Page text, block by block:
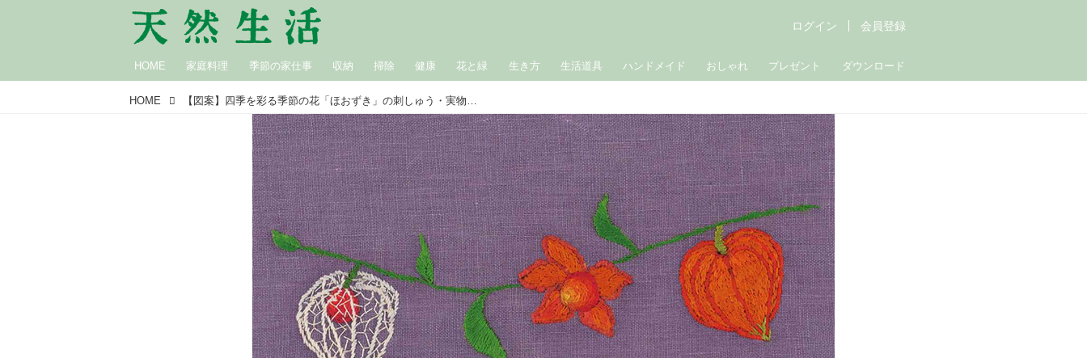
HOME 家庭料理 季節の家仕事 収納 掃除 健康 花と緑 生き方 生活道具 ハンドメイド おしゃれ プレゼント ダウンロード
ログイン 会員登録
HOME 【図案】四季を彩る季節の花「ほおずき」の刺しゅう・実物大図案｜手芸作家・庄司裕子さん『天然生活』2025年9月号“目次の刺しゅう”